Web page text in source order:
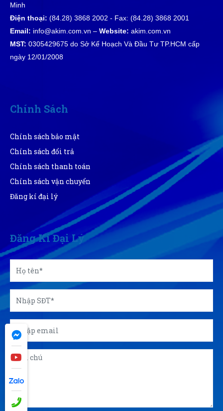
đóng gói cẩn thận giao hàng đủ
TH
Thanh Huy
khách
Thanh
(Đánh giá 10 tháng trước)
Mọi người đến thử nhé, hàng bên đây đúng đẹp, chất
lượng và giá tốt
MT
Minh Thắng
(Đánh giá 10 tháng trước)
Địa điểm dễ tìm xem cái là đến trải nghiệm được luôn
NN
(Đánh giá 10 tháng trước)
Shop không lớn mà bán hàng uy tín ghê, có đắt hơn
xíu nhưng đổi lại được cái bảo hành
Minh
Điện thoại: (84.28) 3868 2002 - Fax: (84.28) 3868 2001
Email: info@akim.com.vn – Website: akim.com.vn
MST: 0305429675 do Sở Kế Hoạch Và Đầu Tư TP.HCM cấp
ngày 12/01/2008
Chính Sách
Chính sách bảo mật
Chính sách đổi trả
Chính sách thanh toán
Chính sách vận chuyển
Đăng kí đại lý
Đăng Kí Đại Lý